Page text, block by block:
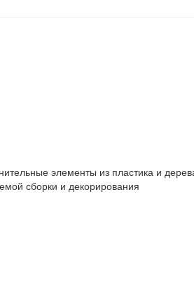
элементы из пластика и
сборки и декорирования